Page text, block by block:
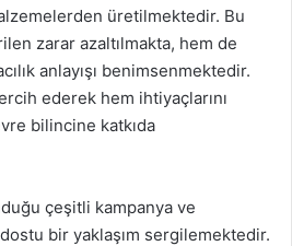
üretilmektedir. Bu
zarar azaltılmakta, hem de
anlayışı benimsenmektedir.
ederek hem ihtiyaçlarını
bilincine katkıda
çeşitli kampanya ve
bir yaklaşım sergilemektedir.